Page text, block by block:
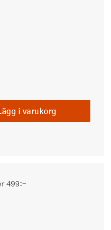
i varukorg
499:-